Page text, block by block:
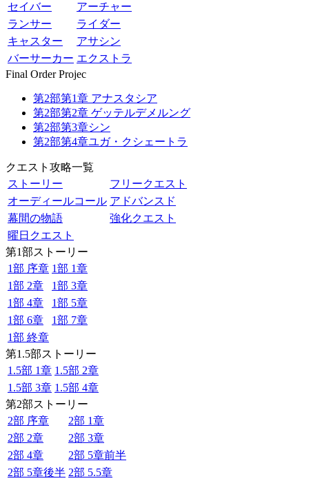
セイバー
アーチャー
ランサー
ライダー
キャスター
アサシン
バーサーカー エクストラ
Final Order Projec
第2部第1章 アナスタシア
第2部第2章 ゲッテルデメルング
第2部第3章シン
第2部第4章ユガ・クシェートラ
クエスト攻略一覧
ストーリー
フリークエスト
オーディールコール アドバンスド
幕間の物語
強化クエスト
曜日クエスト
第1部ストーリー
1部 序章 1部 1章
1部 2章
1部 3章
1部 4章
1部 5章
1部 6章
1部 7章
1部 終章
第1.5部ストーリー
1.5部 1章 1.5部 2章
1.5部 3章 1.5部 4章
第2部ストーリー
2部 序章
2部 1章
2部 2章
2部 3章
2部 4章
2部 5章前半
2部 5章後半 2部 5.5章